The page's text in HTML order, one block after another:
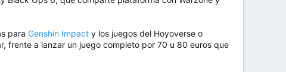
para Genshin Impact y los juegos del Hoyoverse o
frente a lanzar un juego completo por 70 u 80 euros que